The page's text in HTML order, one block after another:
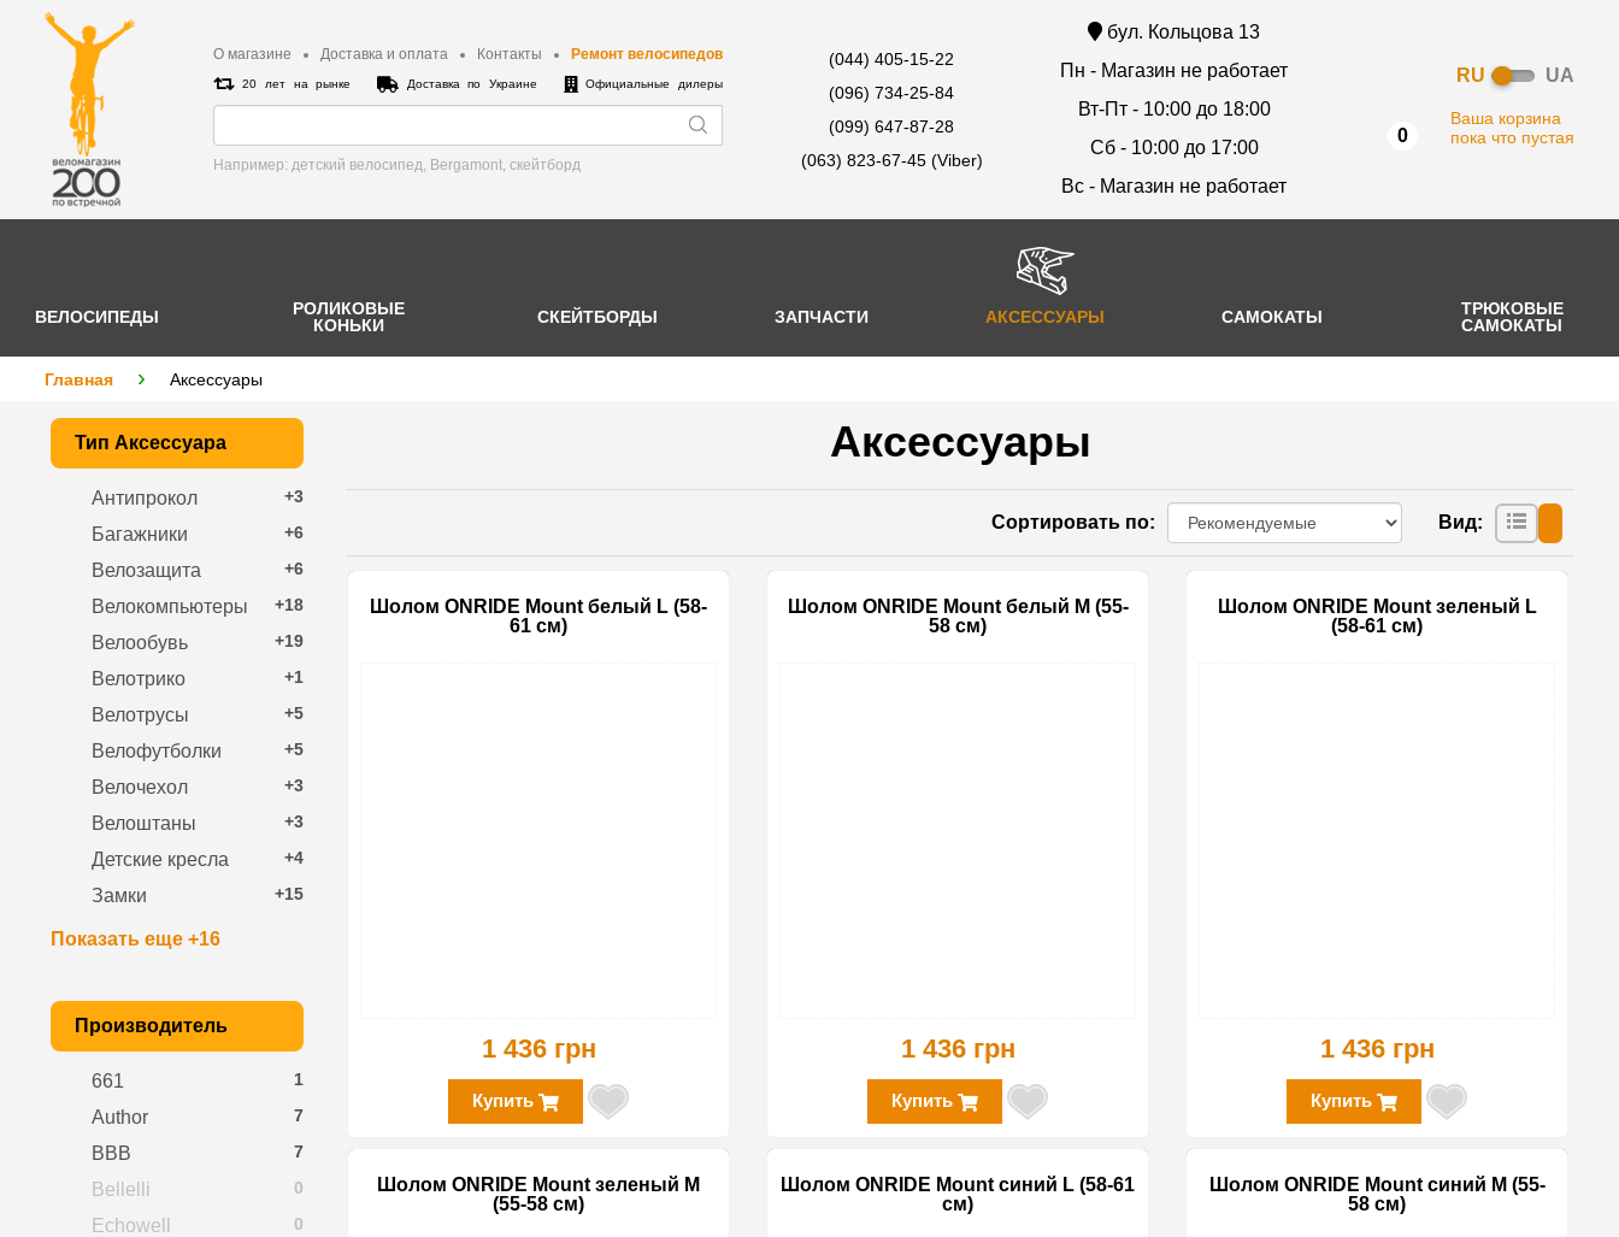
О магазине Доставка и оплата Контакты Ремонт велосипедов
20 лет на рынке Доставка по Украине Официальные дилеры
Например: детский велосипед, Bergamont, cкейтборд
(044) 405-15-22
(096) 734-25-84
(099) 647-87-28
(063) 823-67-45 (Viber)
бул. Кольцова 13
Пн - Магазин не работает
Вт-Пт - 10:00 до 18:00
Сб - 10:00 до 17:00
Вс - Магазин не работает
RU UA
0
Ваша корзина
пока что пустая
ВЕЛОСИПЕДЫ
РОЛИКОВЫЕ
КОНЬКИ
СКЕЙТБОРДЫ ЗАПЧАСТИ АКСЕССУАРЫ САМОКАТЫ
ТРЮКОВЫЕ
САМОКАТЫ
Главная Аксессуары
Аксессуары
Сортировать по: Вид:
Шолом ONRIDE Mount белый L (58-
61 см)
1 436 грн
Купить
Шолом ONRIDE Mount белый M (55-
58 см)
1 436 грн
Купить
Шолом ONRIDE Mount зеленый L
(58-61 см)
1 436 грн
Купить
Шолом ONRIDE Mount зеленый M
(55-58 см)
Шолом ONRIDE Mount синий L (58-61
см)
Шолом ONRIDE Mount синий M (55-
58 см)
Тип Аксессуара
+3
Антипрокол
+6
Багажники
+6
Велозащита
+18
Велокомпьютеры
+19
Велообувь
+1
Велотрико
+5
Велотрусы
+5
Велофутболки
+3
Велочехол
+3
Велоштаны
+4
Детские кресла
+15
Замки
Показать еще +16
Производитель
1
661
7
Author
7
BBB
0
Bellelli
0
Echowell